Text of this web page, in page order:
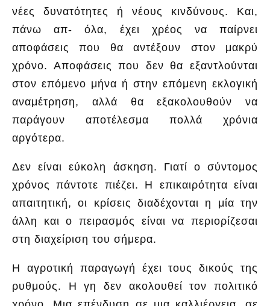
νέες δυνατότητες ή νέους κινδύνους. Και,
πάνω απ- όλα, έχει χρέος να παίρνει
αποφάσεις που θα αντέξουν στον μακρύ
χρόνο. Αποφάσεις που δεν θα εξαντλούνται
στον επόμενο μήνα ή στην επόμενη εκλογική
αναμέτρηση, αλλά θα εξακολουθούν να
παράγουν αποτέλεσμα πολλά χρόνια
αργότερα.
Δεν είναι εύκολη άσκηση. Γιατί ο σύντομος
χρόνος πάντοτε πιέζει. Η επικαιρότητα είναι
απαιτητική, οι κρίσεις διαδέχονται η μία την
άλλη και ο πειρασμός είναι να περιορίζεσαι
στη διαχείριση του σήμερα.
Η αγροτική παραγωγή έχει τους δικούς της
ρυθμούς. Η γη δεν ακολουθεί τον πολιτικό